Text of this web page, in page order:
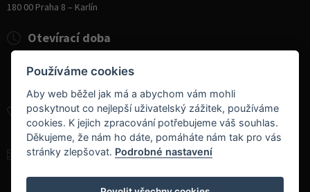
180 00 Praha 8 – Karlín
+420 284 826 787
+420 604 728 042
info@boatpark.cz
Otevírací doba
Úterý - Pátek
10:00 - 19:00
Sobota
9:00 - 14:00
Používáme cookies
Aby web běžel jak má a abychom vám mohli
poskytnout co nejlepší uživatelský zážitek, používáme
cookies. K jejich zpracování potřebujeme váš souhlas.
Děkujeme, že nám ho dáte, pomáháte nám tak pro vás
stránky zlepšovat. Podrobné nastavení